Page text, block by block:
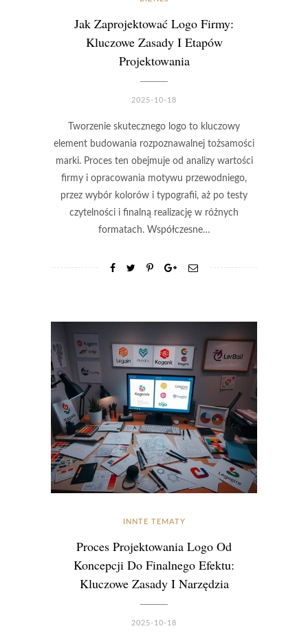
Jak Zaprojektować Logo Firmy:
Kluczowe Zasady I Etapów
Projektowania
2025-10-18
Tworzenie skutecznego logo to kluczowy
element budowania rozpoznawalnej tożsamości
marki. Proces ten obejmuje od analizy wartości
firmy i opracowania motywu przewodniego,
przez wybór kolorów i typografii, aż po testy
czytelności i finalną realizację w różnych
formatach. Współczesne…
INNTE TEMATY
Proces Projektowania Logo Od
Koncepcji Do Finalnego Efektu:
Kluczowe Zasady I Narzędzia
2025-10-18